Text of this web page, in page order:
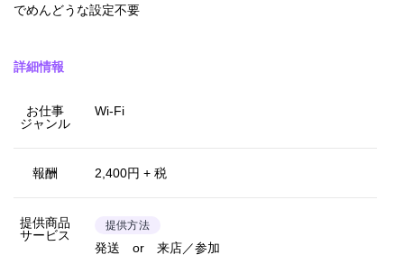
でめんどうな設定不要
詳細情報
お仕事
ジャンル
Wi-Fi
報酬 2,400円 + 税
提供商品
サービス
提供方法
発送 or 来店／参加